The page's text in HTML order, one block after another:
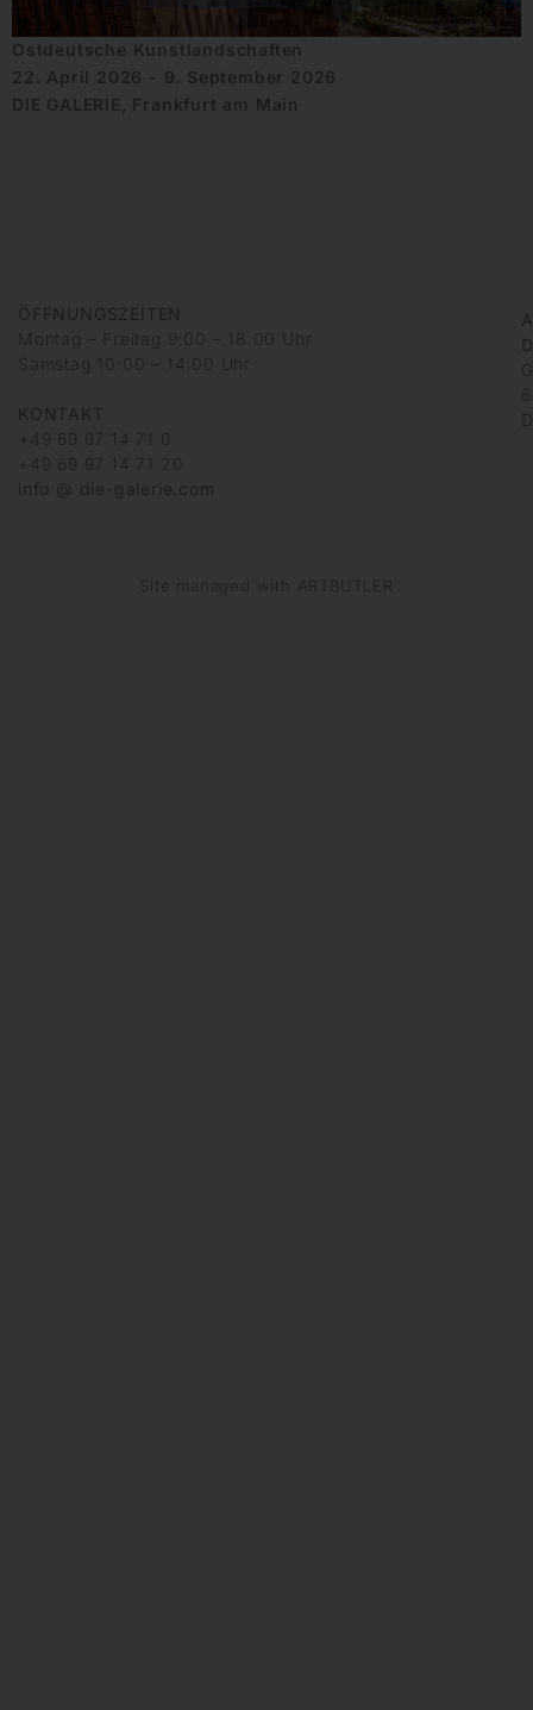
Ostdeutsche Kunstlandschaften
22. April 2026 - 9. September 2026
DIE GALERIE, Frankfurt am Main
ÖFFNUNGSZEITEN
Montag – Freitag 9:00 – 18:00 Uhr
Samstag 10:00 – 14:00 Uhr
KONTAKT
+49 69 97 14 71 0
+49 69 97 14 71 20
info @ die-galerie.com
Site managed with ARTBUTLER